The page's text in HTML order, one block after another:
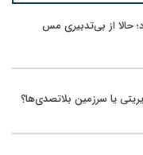
حالا از بی‌تدبیری مس
یا سرزمین بلاتصدی‌ها؟